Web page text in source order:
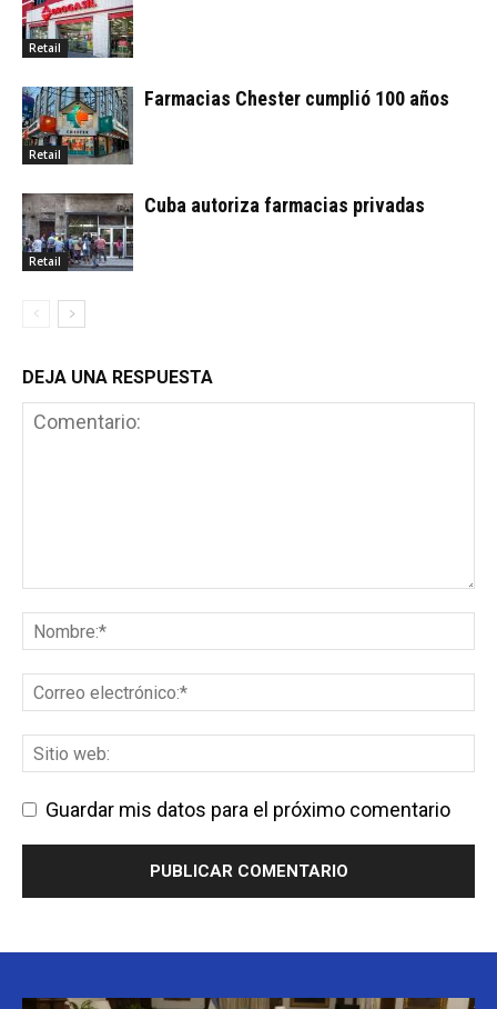
Retail
Retail
Farmacias Chester cumplió 100 años
Retail
Cuba autoriza farmacias privadas
DEJA UNA RESPUESTA
Guardar mis datos para el próximo comentario